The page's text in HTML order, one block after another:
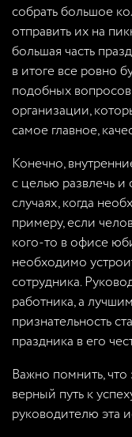
собрать большое
отправить их на
большая часть
в итоге все ровно
подобных
организации,
самое главное,
Конечно,
с целью развлечь и
случаях, когда
примеру, если
кого-то в офисе
необходимо
сотрудника.
работника, а
признательность
праздника в его
Важно помнить,
верный путь к
руководителю эта